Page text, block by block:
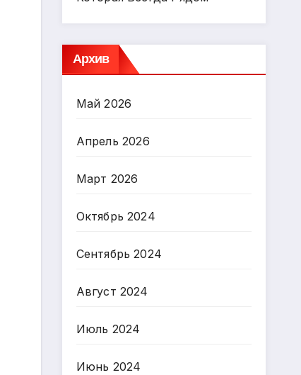
Архив
Май 2026
Апрель 2026
Март 2026
Октябрь 2024
Сентябрь 2024
Август 2024
Июль 2024
Июнь 2024